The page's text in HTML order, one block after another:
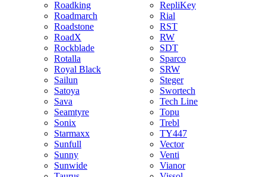
Roadking
Roadmarch
Roadstone
RoadX
Rockblade
Rotalla
Royal Black
Sailun
Satoya
Sava
Seamtyre
Sonix
Starmaxx
Sunfull
Sunny
Sunwide
RepliKey
Rial
RST
RW
SDT
Sparco
SRW
Steger
Swortech
Tech Line
Topu
Trebl
TY447
Vector
Venti
Vianor